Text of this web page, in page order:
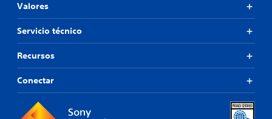
Valores
Servicio técnico
Recursos
Conectar